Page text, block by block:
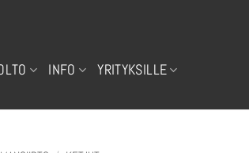
INFO YRITYKSILLE